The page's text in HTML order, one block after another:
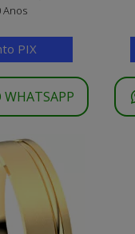
Anos
PIX
WHATSAPP